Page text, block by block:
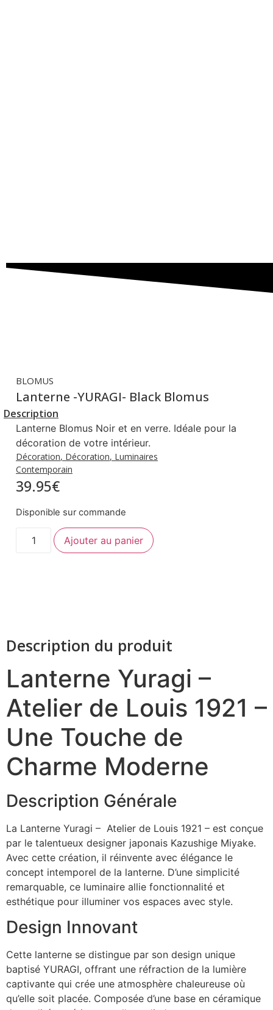
BLOMUS
Lanterne -YURAGI- Black Blomus
Description
Lanterne Blomus Noir et en verre. Idéale pour la
décoration de votre intérieur.
Décoration, Décoration, Luminaires
Contemporain
39.95€
Disponible sur commande
Ajouter au panier
Description du produit
Lanterne Yuragi –
Atelier de Louis 1921 –
Une Touche de
Charme Moderne
Description Générale
La Lanterne Yuragi – Atelier de Louis 1921 – est conçue
par le talentueux designer japonais Kazushige Miyake.
Avec cette création, il réinvente avec élégance le
concept intemporel de la lanterne. D’une simplicité
remarquable, ce luminaire allie fonctionnalité et
esthétique pour illuminer vos espaces avec style.
Design Innovant
Cette lanterne se distingue par son design unique
baptisé YURAGI, offrant une réfraction de la lumière
captivante qui crée une atmosphère chaleureuse où
qu’elle soit placée. Composée d’une base en céramique